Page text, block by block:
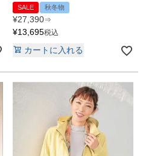
SALE 秋冬物
¥27,390⇒
¥13,695税込
カートに入れる